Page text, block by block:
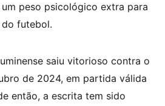
peso psicológico extra para
futebol.
saiu vitorioso contra o
de 2024, em partida válida
então, a escrita tem sido